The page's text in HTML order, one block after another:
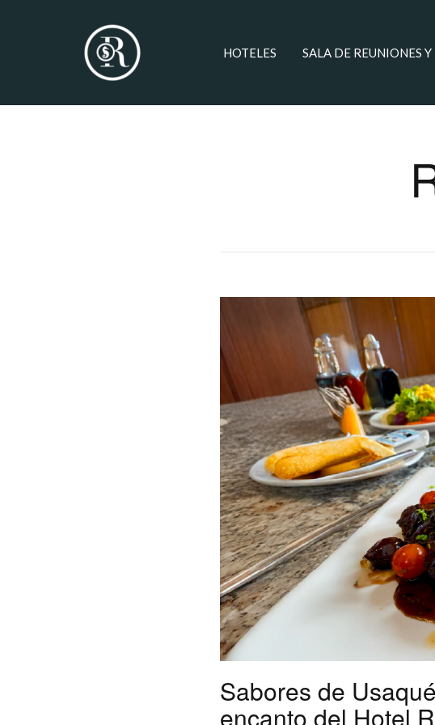
HOTELES SALA DE REUNIONES Y
Sabores de
encanto del Hotel